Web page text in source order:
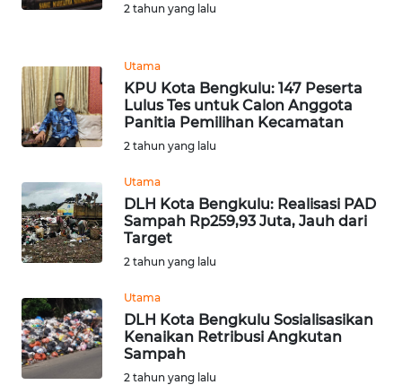
2 tahun yang lalu
Utama
KPU Kota Bengkulu: 147 Peserta
Lulus Tes untuk Calon Anggota
Panitia Pemilihan Kecamatan
2 tahun yang lalu
Utama
DLH Kota Bengkulu: Realisasi PAD
Sampah Rp259,93 Juta, Jauh dari
Target
2 tahun yang lalu
Utama
DLH Kota Bengkulu Sosialisasikan
Kenaikan Retribusi Angkutan
Sampah
2 tahun yang lalu
LESUNG
WN
KARO
WN
SIMALUNGUN
WN
WN
TAPANULI
TENGAH